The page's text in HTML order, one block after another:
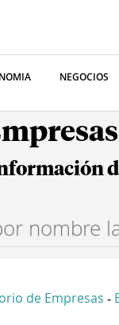
NEGOCIOS
de Empresas -